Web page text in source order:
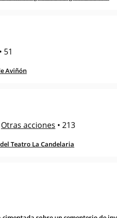
• 51
Aviñón
Otras acciones • 213
Teatro La Candelaria